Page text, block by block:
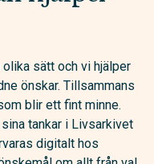
olika sätt och vi hjälper
önskar. Tillsammans
blir ett fint minne.
tankar i Livsarkivet
digitalt hos